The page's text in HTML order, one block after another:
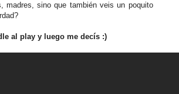
madres, sino que también veis un poquito
al play y luego me decís :)